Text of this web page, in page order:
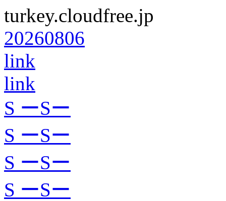
turkey.cloudfree.jp
20260806
link
link
S ーSー
S ーSー
S ーSー
S ーSー